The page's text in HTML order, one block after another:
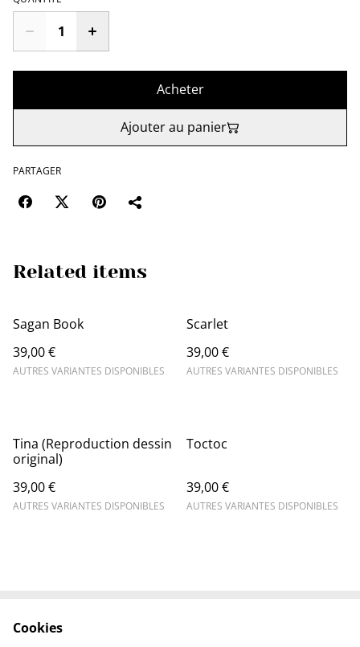
Acheter
Ajouter au panier
PARTAGER
Related items
Sagan Book
39,00 €
AUTRES VARIANTES DISPONIBLES
Scarlet
39,00 €
AUTRES VARIANTES DISPONIBLES
Tina (Reproduction dessin
original)
39,00 €
AUTRES VARIANTES DISPONIBLES
Toctoc
39,00 €
AUTRES VARIANTES DISPONIBLES
Cookies